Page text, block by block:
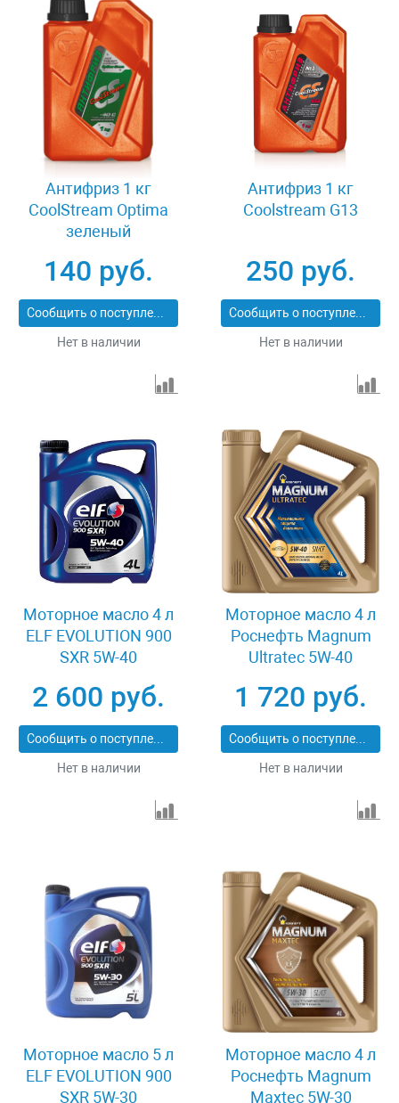
Антифриз 1 кг
CoolStream Optima
зеленый
140 руб.
Сообщить о поступлении
Нет в наличии
Антифриз 1 кг
Coolstream G13
250 руб.
Сообщить о поступлении
Нет в наличии
Моторное масло 4 л
ELF EVOLUTION 900
SXR 5W-40
2 600 руб.
Сообщить о поступлении
Нет в наличии
Моторное масло 4 л
Роснефть Magnum
Ultratec 5W-40
1 720 руб.
Сообщить о поступлении
Нет в наличии
Моторное масло 5 л
ELF EVOLUTION 900
SXR 5W-30
Моторное масло 4 л
Роснефть Magnum
Maxtec 5W-30